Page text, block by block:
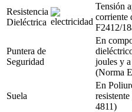
Resistencia
Dieléctrica
Tensión
corriente
F2412/
Puntera de
Seguridad
En
joules y
(Norma
Suela
En
4811)